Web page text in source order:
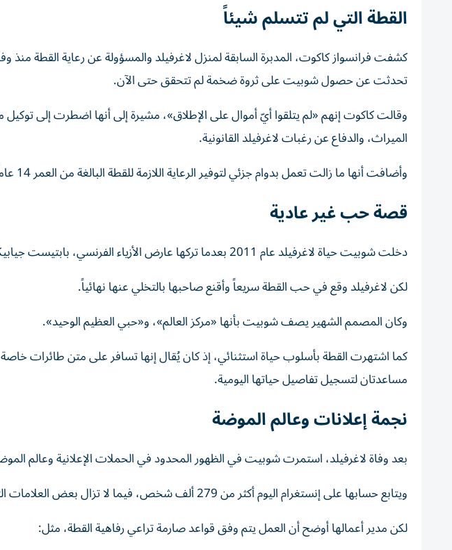
القطة التي لم تتسلم شيئاً
تحدثت عن حصول شوبيت على ثروة ضخمة لم تتحقق حتى الآن.
وقالت كاكوت إنهم «لم يتلقوا أيّ أموال على الإطلاق»، مشيرة إلى أنها اضطرت إلى
الميراث، والدفاع عن رغبات لاغرفيلد القانونية.
وأضافت أنها ما زالت تعمل بدوام جزئي لتوفير الرعاية اللازمة للقطة البالغة من العمر 14 عاماً، بحسب صحيفة إندبندنت.
قصة حب غير عادية
دخلت شوبيت حياة لاغرفيلد عام 2011 بعدما تركها عارض الأزياء الفرنسي، بابتيست جيابيكوني، لدى المصمم خلال عطلة عيد الميلاد.
لكن لاغرفيلد وقع في حب القطة سريعاً وأقنع صاحبها بالتخلي عنها نهائياً.
وكان المصمم الشهير يصف شوبيت بأنها «مركز العالم»، و«حبي العظيم الوحيد».
كما اشتهرت القطة بأسلوب حياة استثنائي، إذ كان يُقال إنها تسافر على متن طائرات
مساعدتان لتسجيل تفاصيل حياتها اليومية.
نجمة إعلانات وعالم الموضة
بعد وفاة لاغرفيلد، استمرت شوبيت في الظهور المحدود في الحملات الإعلانية وعالم
ويتابع حسابها على إنستغرام اليوم أكثر من 279 ألف شخص، فيما لا تزال بعض العلامات التجارية تسعى للتعاون معها.
لكن مدير أعمالها أوضح أن العمل يتم وفق قواعد صارمة تراعي رفاهية القطة، مثل: